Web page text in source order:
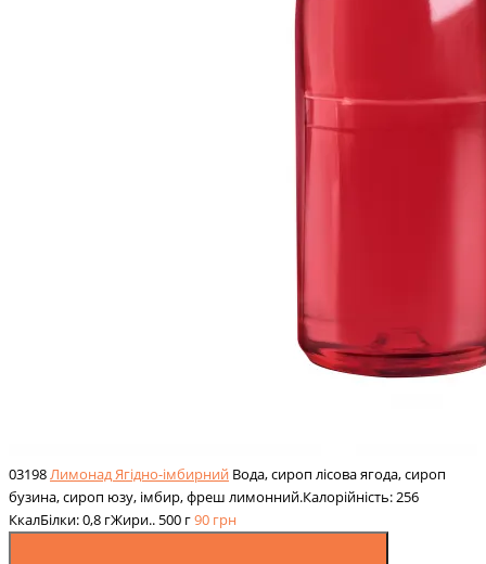
03198Лимонад Ягідно-імбирний Вода, сироп лісова ягода, сироп
бузина, сироп юзу, імбир, фреш лимонний.Калорійність: 256
КкалБілки: 0,8 гЖири.. 500 г90 грн